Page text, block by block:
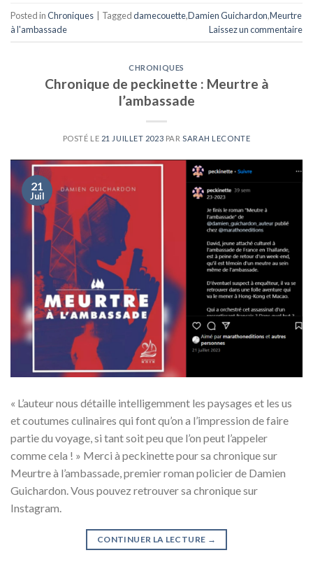
Posted inChroniques Taggeddamecouette,Damien Guichardon,Meurtre
à l'ambassade
Laissez un commentaire
CHRONIQUES
Chronique de peckinette : Meurtre à
l’ambassade
POSTÉ LE 21 JUILLET 2023 PAR SARAH LECONTE
21
Juil
« L’auteur nous détaille intelligemment les paysages et les us
et coutumes culinaires qui font qu’on a l’impression de faire
partie du voyage, si tant soit peu que l’on peut l’appeler
comme cela ! » Merci à peckinette pour sa chronique sur
Meurtre à l’ambassade, premier roman policier de Damien
Guichardon. Vous pouvez retrouver sa chronique sur
Instagram.
CONTINUER LA LECTURE →